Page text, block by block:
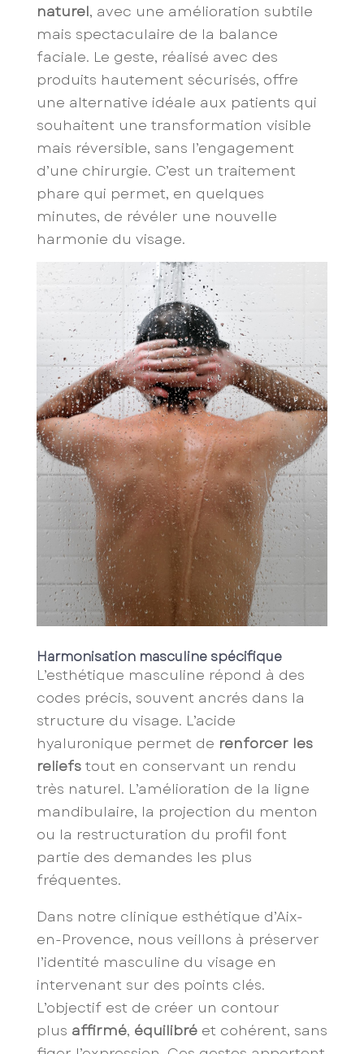
naturel, avec une amélioration subtile
mais spectaculaire de la balance
faciale. Le geste, réalisé avec des
produits hautement sécurisés, offre
une alternative idéale aux patients qui
souhaitent une transformation visible
mais réversible, sans l’engagement
d’une chirurgie. C’est un traitement
phare qui permet, en quelques
minutes, de révéler une nouvelle
harmonie du visage.
Harmonisation masculine spécifique
L’esthétique masculine répond à des
codes précis, souvent ancrés dans la
structure du visage. L’acide
hyaluronique permet de renforcer les
reliefstout en conservant un rendu
très naturel. L’amélioration de la ligne
mandibulaire, la projection du menton
ou la restructuration du profil font
partie des demandes les plus
fréquentes.
Dans notre clinique esthétique d’Aix-
en-Provence, nous veillons à préserver
l’identité masculine du visage en
intervenant sur des points clés.
L’objectif est de créer un contour
plus affirmé, équilibréet cohérent, sans